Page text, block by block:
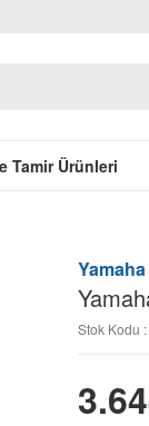
Tamir Ürünleri
Yamaha
Stok Kodu